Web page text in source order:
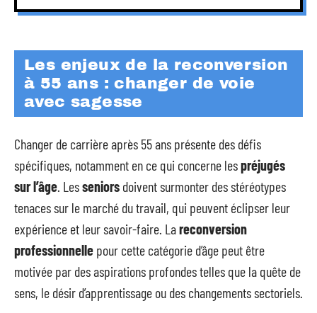
Les enjeux de la reconversion
à 55 ans : changer de voie
avec sagesse
Changer de carrière après 55 ans présente des défis
spécifiques, notamment en ce qui concerne lespréjugés
sur l’âge . Lesseniors doivent surmonter des stéréotypes
tenaces sur le marché du travail, qui peuvent éclipser leur
expérience et leur savoir-faire. Lareconversion
professionnelle pour cette catégorie d’âge peut être
motivée par des aspirations profondes telles que la quête de
sens, le désir d’apprentissage ou des changements sectoriels.